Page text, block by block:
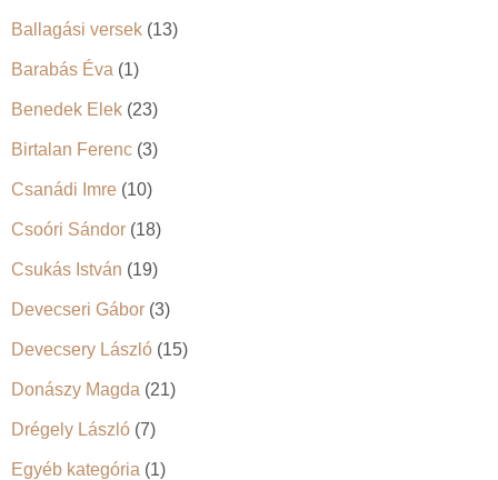
Ballagási versek (13)
Barabás Éva (1)
Benedek Elek (23)
Birtalan Ferenc (3)
Csanádi Imre (10)
Csoóri Sándor (18)
Csukás István (19)
Devecseri Gábor (3)
Devecsery László (15)
Donászy Magda (21)
Drégely László (7)
Egyéb kategória (1)